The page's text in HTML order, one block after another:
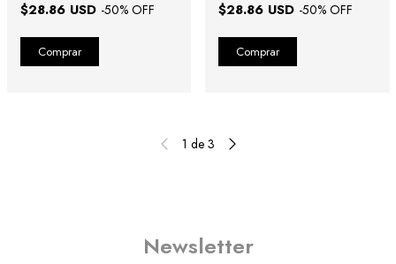
$28.86 USD -50% OFF $28.86 USD -50% OFF
1 de 3
Newsletter